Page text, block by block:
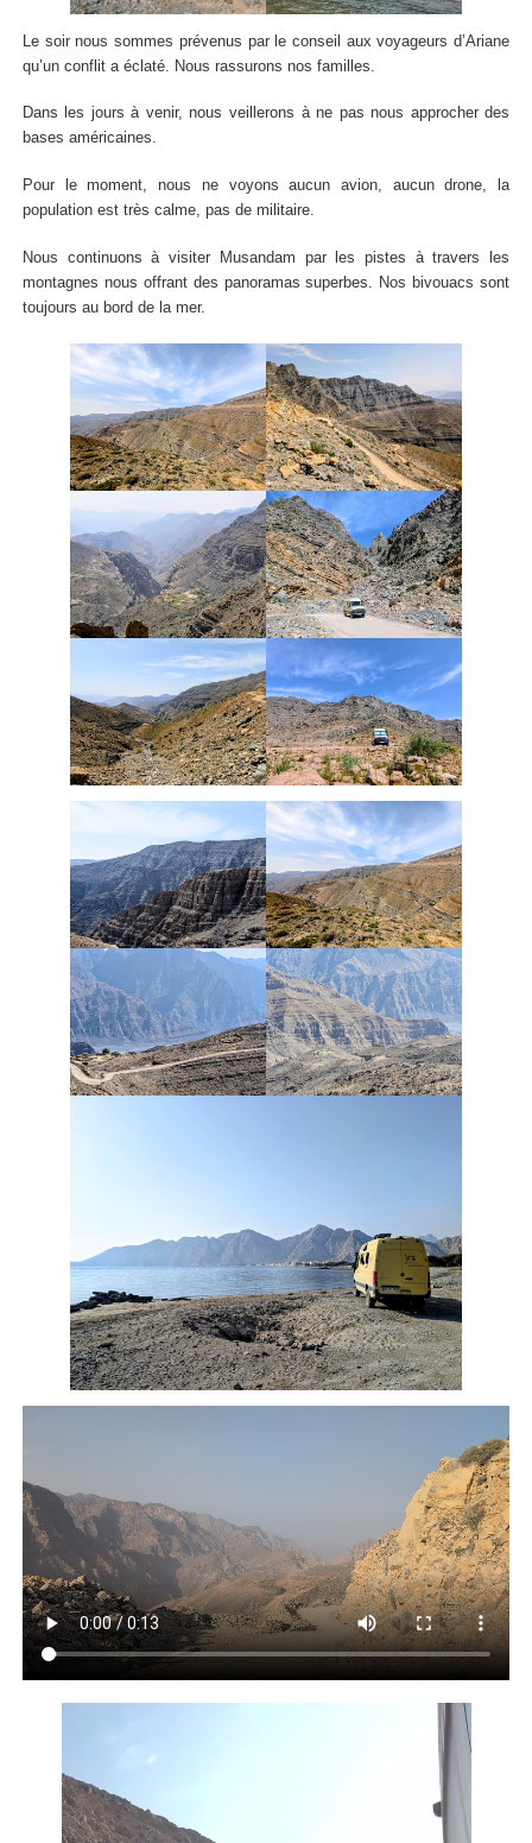
Le soir nous sommes prévenus par le conseil aux voyageurs d’Ariane
qu’un conflit a éclaté. Nous rassurons nos familles.
Dans les jours à venir, nous veillerons à ne pas nous approcher des
bases américaines.
Pour le moment, nous ne voyons aucun avion, aucun drone, la
population est très calme, pas de militaire.
Nous continuons à visiter Musandam par les pistes à travers les
montagnes nous offrant des panoramas superbes. Nos bivouacs sont
toujours au bord de la mer.